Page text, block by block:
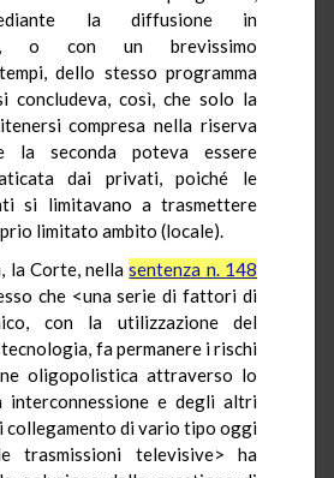
la diffusione in
o con un brevissimo
dello stesso programma
concludeva, così, che solo la
compresa nella riserva
la seconda poteva essere
dai privati, poiché le
si limitavano a trasmettere
limitato ambito (locale).
la Corte, nellasentenza n. 148
che <una serie di fattori di
con la utilizzazione del
fa permanere i rischi
oligopolistica attraverso lo
interconnessione e degli altri
collegamento di vario tipo oggi
trasmissioni televisive> ha